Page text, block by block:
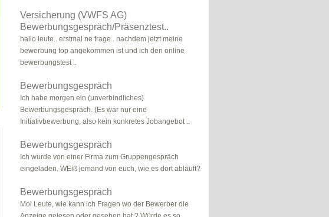
Versicherung (VWFS AG)
Bewerbungsgespräch/Präsenztest..
hallo leute.. erstmal ne frage.. nachdem jetzt meine
bewerbung top angekommen ist und ich den online
bewerbungstest ..
Bewerbungsgespräch
Ich habe morgen ein (unverbindliches)
Bewerbungsgespräch. (Es war nur eine
Initiativbewerbung, also kein konkretes Jobangebot ..
Bewerbungsgespräch
Ich wurde von einer Firma zum Gruppengespräch
eingeladen. WEiß jemand von euch, wie es dort abläuft?
Bewerbungsgespräch
Moi Leute, wie kann ich Fragen wo der Bewerber die